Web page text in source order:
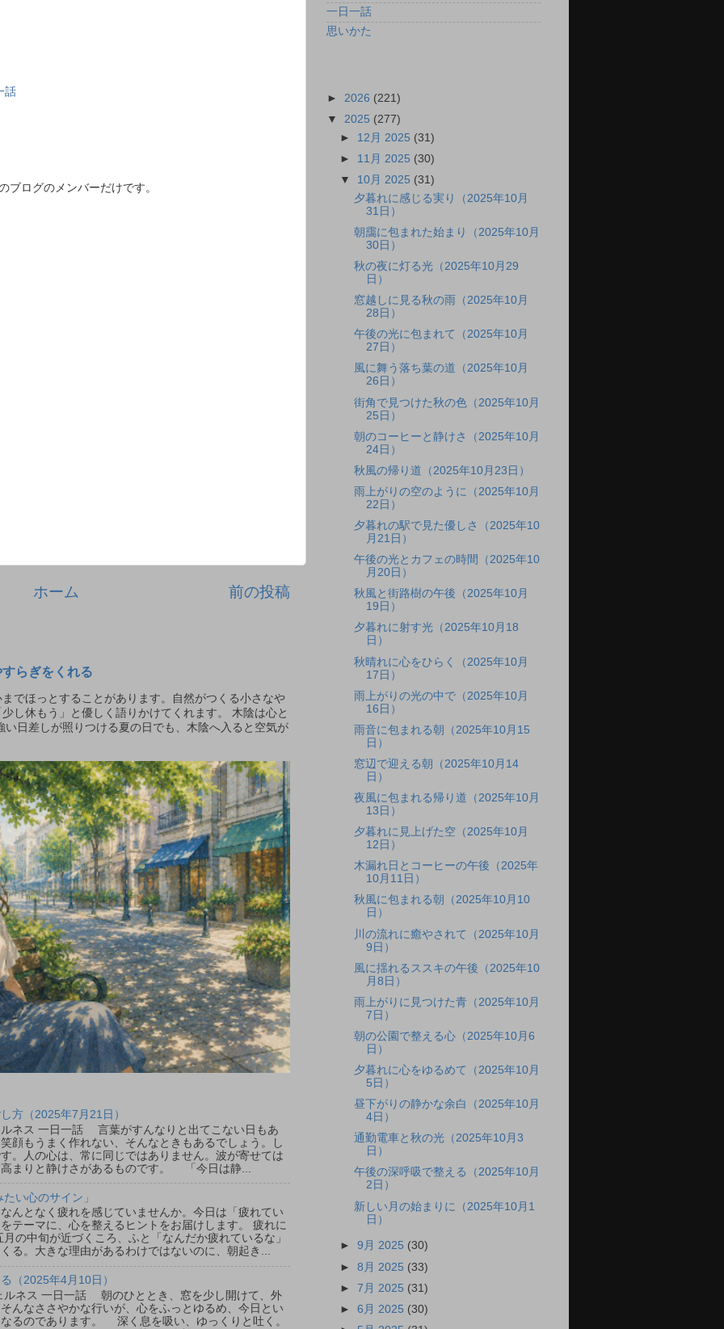
話
ブログのメンバーだけです。
前の投稿
ホーム
らぎをくれる
でほっとすることがあります。自然がつくる小さなや
し休もう」と優しく語りかけてくれます。 木陰は心と
日差しが照りつける夏の日でも、木陰へ入ると空気が
方（2025年7月21日）
ネス 一日一話 言葉がすんなりと出てこない日もあ
顔もうまく作れない、そんなときもあるでしょう。し
。人の心は、常に同じではありません。波が寄せては
まりと静けさがあるものです。 「今日は静...
い心のサイン」
となく疲れを感じていませんか。今日は「疲れてい
テーマに、心を整えるヒントをお届けします。 疲れに
の中旬が近づくころ、ふと「なんだか疲れているな」
る。大きな理由があるわけではないのに、朝起き...
（2025年4月10日）
ルネス 一日一話 朝のひととき、窓を少し開けて、外
んなささやかな行いが、心をふっとゆるめ、今日とい
るのであります。 深く息を吸い、ゆっくりと吐く。
一日一話
思いかた
► 2026 (221)
▼ 2025 (277)
► 12月 2025 (31)
► 11月 2025 (30)
▼ 10月 2025 (31)
夕暮れに感じる実り（2025年10月
31日）
朝靄に包まれた始まり（2025年10月
30日）
秋の夜に灯る光（2025年10月29
日）
窓越しに見る秋の雨（2025年10月
28日）
午後の光に包まれて（2025年10月
27日）
風に舞う落ち葉の道（2025年10月
26日）
街角で見つけた秋の色（2025年10月
25日）
朝のコーヒーと静けさ（2025年10月
24日）
秋風の帰り道（2025年10月23日）
雨上がりの空のように（2025年10月
22日）
夕暮れの駅で見た優しさ（2025年10
月21日）
午後の光とカフェの時間（2025年10
月20日）
秋風と街路樹の午後（2025年10月
19日）
夕暮れに射す光（2025年10月18
日）
秋晴れに心をひらく（2025年10月
17日）
雨上がりの光の中で（2025年10月
16日）
雨音に包まれる朝（2025年10月15
日）
窓辺で迎える朝（2025年10月14
日）
夜風に包まれる帰り道（2025年10月
13日）
夕暮れに見上げた空（2025年10月
12日）
木漏れ日とコーヒーの午後（2025年
10月11日）
秋風に包まれる朝（2025年10月10
日）
川の流れに癒やされて（2025年10月
9日）
風に揺れるススキの午後（2025年10
月8日）
雨上がりに見つけた青（2025年10月
7日）
朝の公園で整える心（2025年10月6
日）
夕暮れに心をゆるめて（2025年10月
5日）
昼下がりの静かな余白（2025年10月
4日）
通勤電車と秋の光（2025年10月3
日）
午後の深呼吸で整える（2025年10月
2日）
新しい月の始まりに（2025年10月1
日）
►9月 2025 (30)
►8月 2025 (33)
►7月 2025 (31)
►6月 2025 (30)